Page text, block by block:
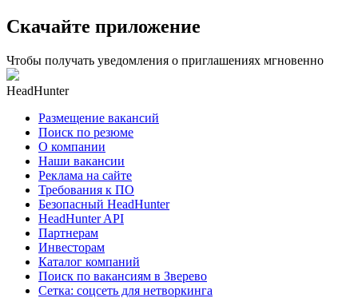
Скачайте приложение
Чтобы получать уведомления о приглашениях мгновенно
HeadHunter
Размещение вакансий
Поиск по резюме
О компании
Наши вакансии
Реклама на сайте
Требования к ПО
Безопасный HeadHunter
HeadHunter API
Партнерам
Инвесторам
Каталог компаний
Поиск по вакансиям в Зверево
Сетка: соцсеть для нетворкинга